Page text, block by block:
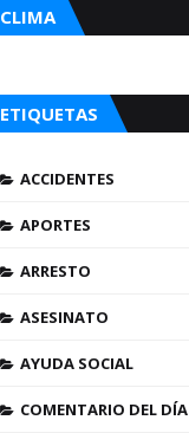
CLIMA
ETIQUETAS
ACCIDENTES
APORTES
ARRESTO
ASESINATO
AYUDA SOCIAL
COMENTARIO DEL DÍA